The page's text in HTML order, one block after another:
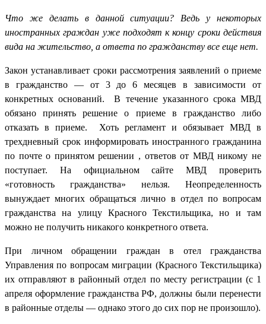
Что же делать в данной ситуации? Ведь у некоторых
иностранных граждан уже подходят к концу сроки действия
вида на жительство, а ответа по гражданству все еще нет.
Закон устанавливает сроки рассмотрения заявлений о приеме
в гражданство — от 3 до 6 месяцев в зависимости от
конкретных оснований. В течение указанного срока МВД
обязано принять решение о приеме в гражданство либо
отказать в приеме. Хоть регламент и обязывает МВД в
трехдневный срок информировать иностранного гражданина
по почте о принятом решении , ответов от МВД никому не
поступает. На официальном сайте МВД проверить
«готовность гражданства» нельзя. Неопределенность
вынуждает многих обращаться лично в отдел по вопросам
гражданства на улицу Красного Текстильщика, но и там
можно не получить никакого конкретного ответа.
При личном обращении граждан в отел гражданства
Управления по вопросам миграции (Красного Текстильщика)
их отправляют в районный отдел по месту регистрации (с 1
апреля оформление гражданства РФ, должны были перенести
в районные отделы — однако этого до сих пор не произошло).